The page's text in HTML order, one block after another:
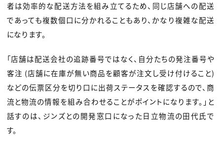
者は効率的な配送方法を組み立てるため、同じ店舗への配送
であっても複数個口に分かれることもあり、かなり複雑な配送
になります。
「店舗は配送会社の追跡番号ではなく、自分たちの発注番号や
客注 (店舗に在庫が無い商品を顧客が注文し受け付けること)
などの伝票区分を切り口に出荷ステータスを確認するので、商
流と物流の情報を組み合わせることがポイントになります。」と
話すのは、ジンズとの開発窓口になった日立物流の田代氏で
す。